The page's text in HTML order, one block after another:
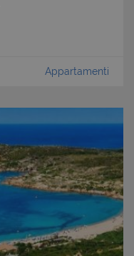
Appartamenti